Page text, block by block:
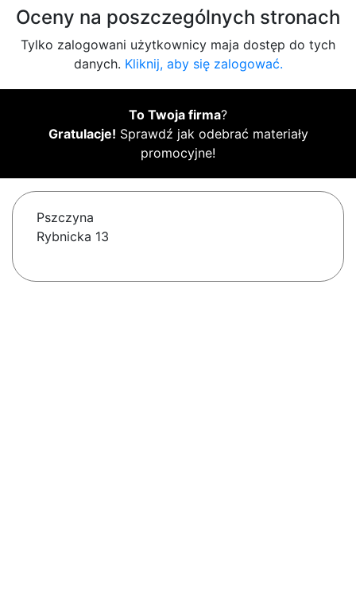
Oceny na poszczególnych stronach
Tylko zalogowani użytkownicy maja dostęp do tych
danych. Kliknij, aby się zalogować.
To Twoja firma?
Gratulacje! Sprawdź jak odebrać materiały
promocyjne!
Pszczyna
Rybnicka 13